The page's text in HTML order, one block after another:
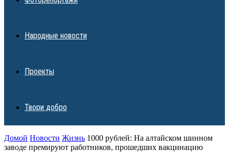
Народные новости
Проекты
Твори добро
Домой Новости Жизнь 1000 рублей: На алтайском шинном
заводе премируют работников, прошедших вакцинацию